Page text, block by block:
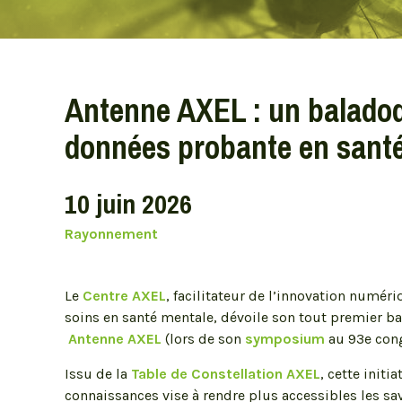
Centres d’études
Centre d’étude clinique sur les troubles
obsessionnels-compulsifs
Centre d'études sur la réadaptation, le
(CÉRRIS)
Centre d’étude sur le trauma (CET)
Centre d’études sur le stress humain
communication non verbale (CESCNOV)
Antenne AXEL : un
données probante en
10 juin 2026
Rayonnement
Le Centre AXEL, facilitateur de l’innovation
soins en santé mentale, dévoile son tout premier
Antenne AXEL (lors de son symposium au 93e
Issu de la Table de Constellation AXEL, cette
connaissances vise à rendre plus accessibles les